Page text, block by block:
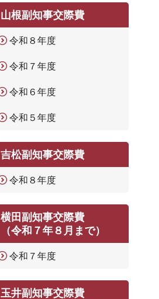
山根副知事交際費
令和８年度
令和７年度
令和６年度
令和５年度
吉松副知事交際費
令和８年度
横田副知事交際費
（令和７年８月まで）
令和７年度
玉井副知事交際費